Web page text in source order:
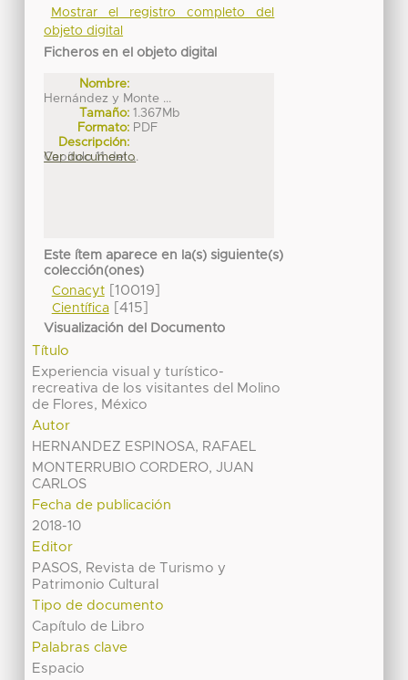
Mostrar el registro completo del
objeto digital
Ficheros en el objeto digital
Nombre:
Hernández y Monte ...
Tamaño: 1.367Mb
Formato: PDF
Descripción:
Capítulo 11 del ...
Ver documento
Este ítem aparece en la(s) siguiente(s)
colección(ones)
Conacyt[10019]
Científica[415]
Visualización del Documento
Título
Experiencia visual y turístico-
recreativa de los visitantes del Molino
de Flores, México
Autor
HERNANDEZ ESPINOSA, RAFAEL
MONTERRUBIO CORDERO, JUAN
CARLOS
Fecha de publicación
2018-10
Editor
PASOS, Revista de Turismo y
Patrimonio Cultural
Tipo de documento
Capítulo de Libro
Palabras clave
Espacio